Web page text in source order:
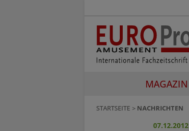
MAGAZIN
STARTSEITE NACHRICHTEN
07.12.2012